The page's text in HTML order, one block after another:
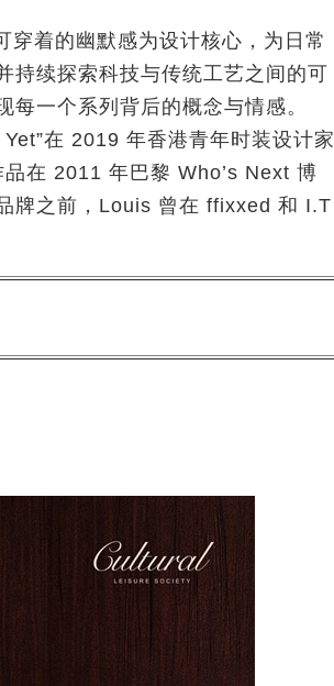
着的幽默感为设计核心，为日常
持续探索科技与传统工艺之间的可
一个系列背后的概念与情感。
在 2019 年香港青年时装设计家
在 2011 年巴黎 Who’s Next 博
牌之前，Louis 曾在 ffixxed 和 I.T